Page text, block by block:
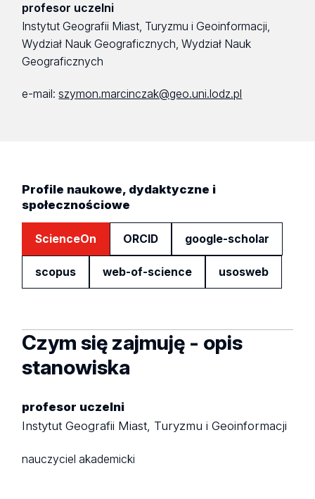
profesor uczelni
Instytut Geografii Miast, Turyzmu i Geoinformacji,
Wydział Nauk Geograficznych, Wydział Nauk
Geograficznych
e-mail:szymon.marcinczak@geo.uni.lodz.pl
Profile naukowe, dydaktyczne i
społecznościowe
ScienceOn ORCID google-scholar
scopus web-of-science usosweb
Czym się zajmuję - opis
stanowiska
profesor uczelni
Instytut Geografii Miast, Turyzmu i Geoinformacji
nauczyciel akademicki